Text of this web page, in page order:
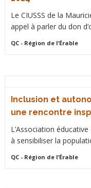
Le CIUSSS de la
appel à parler du don
QC- Région de l’Érable
Inclusion et
une rencontre
L’Association
à sensibiliser la
QC- Région de l’Érable